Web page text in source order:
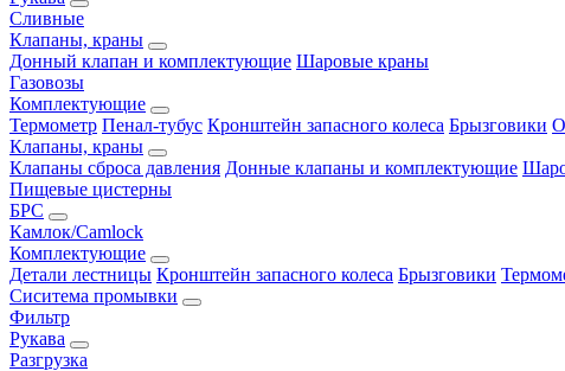
Сливные
Клапаны, краны
Донный клапан и комплектующие Шаровые краны
Газовозы
Комплектующие
Термометр Пенал-тубус Кронштейн запасного колеса Брызговики
Клапаны, краны
Клапаны сброса давления Донные клапаны и комплектующие
Пищевые цистерны
БРС
Камлок/Camlock
Комплектующие
Детали лестницы Кронштейн запасного колеса Брызговики
Сиситема промывки
Фильтр
Рукава
Разгрузка